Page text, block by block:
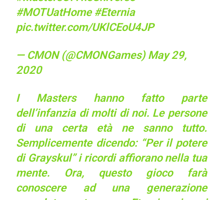
#MOTUatHome #Eternia
pic.twitter.com/UKlCEoU4JP
— CMON (@CMONGames) May 29,
2020
I Masters hanno fatto parte
dell’infanzia di molti di noi. Le persone
di una certa età ne sanno tutto.
Semplicemente dicendo: “Per il potere
di Grayskul” i ricordi affiorano nella tua
mente. Ora, questo gioco farà
conoscere ad una generazione